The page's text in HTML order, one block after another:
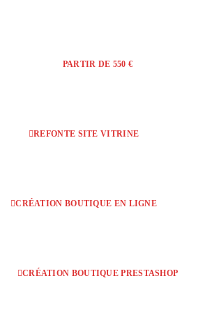
PARTIR DE 550 €
REFONTE SITE VITRINE
CRÉATION BOUTIQUE EN LIGNE
CRÉATION BOUTIQUE PRESTASHOP